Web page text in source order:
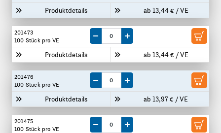
Produktdetails ab 13,44 € / VE
201473
100 Stückpro VE
Produktdetails ab 13,44 € / VE
Menge um eine VE reduzieren
Menge um eine VE erhöhen
201476
100 Stückpro VE
Produktdetails ab 13,97 € / VE
Menge um eine VE reduzieren
Menge um eine VE erhöhen
201475
100 Stückpro VE Menge um eine VE reduzieren
Menge um eine VE erhöhen